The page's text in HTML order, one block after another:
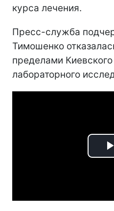
курса лечения.
Пресс-служба
Тимошенко
пределами
лабораторного